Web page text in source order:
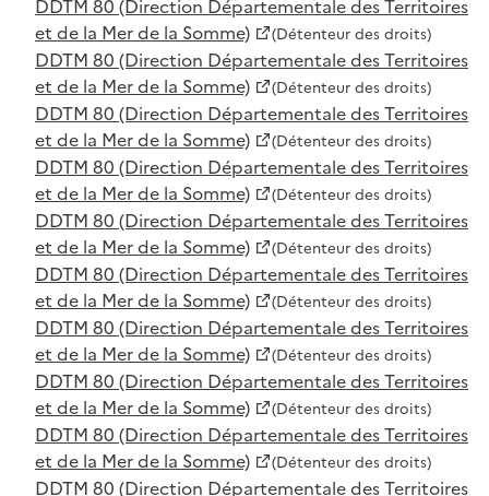
DDTM 80 (Direction Départementale des Territoires
et de la Mer de la Somme)
(Détenteur des droits)
DDTM 80 (Direction Départementale des Territoires
et de la Mer de la Somme)
(Détenteur des droits)
DDTM 80 (Direction Départementale des Territoires
et de la Mer de la Somme)
(Détenteur des droits)
DDTM 80 (Direction Départementale des Territoires
et de la Mer de la Somme)
(Détenteur des droits)
DDTM 80 (Direction Départementale des Territoires
et de la Mer de la Somme)
(Détenteur des droits)
DDTM 80 (Direction Départementale des Territoires
et de la Mer de la Somme)
(Détenteur des droits)
DDTM 80 (Direction Départementale des Territoires
et de la Mer de la Somme)
(Détenteur des droits)
DDTM 80 (Direction Départementale des Territoires
et de la Mer de la Somme)
(Détenteur des droits)
DDTM 80 (Direction Départementale des Territoires
et de la Mer de la Somme)
(Détenteur des droits)
DDTM 80 (Direction Départementale des Territoires